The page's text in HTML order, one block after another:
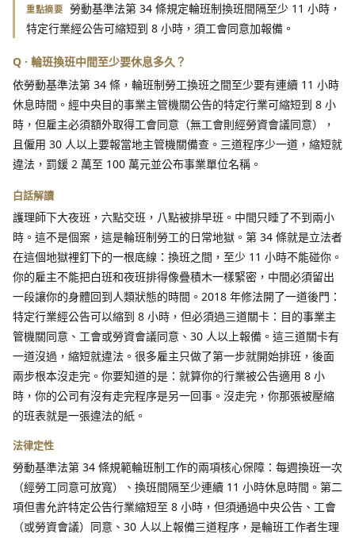
重點摘要 勞動基準法第 34 條規定輪班制換班間隔至少 11 小時，
特定行業經公告可縮短到 8 小時，須工會同意加報備。
Q · 輪班換班中間至少要休息多久？
依勞動基準法第 34 條，輪班制勞工換班之間至少要有連續 11 小時
休息時間。經中央目的事業主管機關公告的特定行業可縮短到 8 小
時，但雇主必須額外取得工會同意（無工會則經勞資會議同意），
且僱用 30 人以上要報當地主管機關備查。三道程序少一道，縮短就
違法，罰鍰 2 萬至 100 萬元並公布事業單位名稱。
白話解讀
護理師下大夜班，六點交班，八點被排早班。中間只睡了不到兩小
時。這不是個案，這是輪班制勞工的日常地獄。第 34 條就是立法者
在這個地獄裡釘下的一根底線：換班之間，至少 11 小時不能碰你。
你的雇主不能把白班和夜班排得像疊積木一樣緊密，中間必須留出
一段讓你的身體回到人類狀態的時間。2018 年修法開了一道後門：
特定行業經公告可以縮到 8 小時，但必須過三道關卡：目的事業主
管機關同意、工會或勞資會議同意、30 人以上報備。這三道關卡有
一道沒過，縮短就違法。很多雇主只做了第一步就開始排班，後面
兩步根本沒走完。你要知道的是：就算你的行業被公告適用 8 小
時，你的公司有沒有走完程序是另一回事。沒走完，你那張被壓縮
的班表就是一張違法的紙。
法律定性
勞動基準法第 34 條規範輪班制工作的兩項核心保障：每週換班一次
（經勞工同意可放寬）、換班間隔至少連續 11 小時休息時間。第二
項但書允許特定公告行業縮短至 8 小時，但須通過中央公告、工會
（或勞資會議）同意、30 人以上報備三道程序，是輪班工作者生理